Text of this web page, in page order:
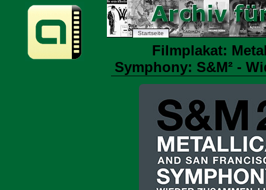
Startseite
Filmplakat:
Symphony: S&M² -